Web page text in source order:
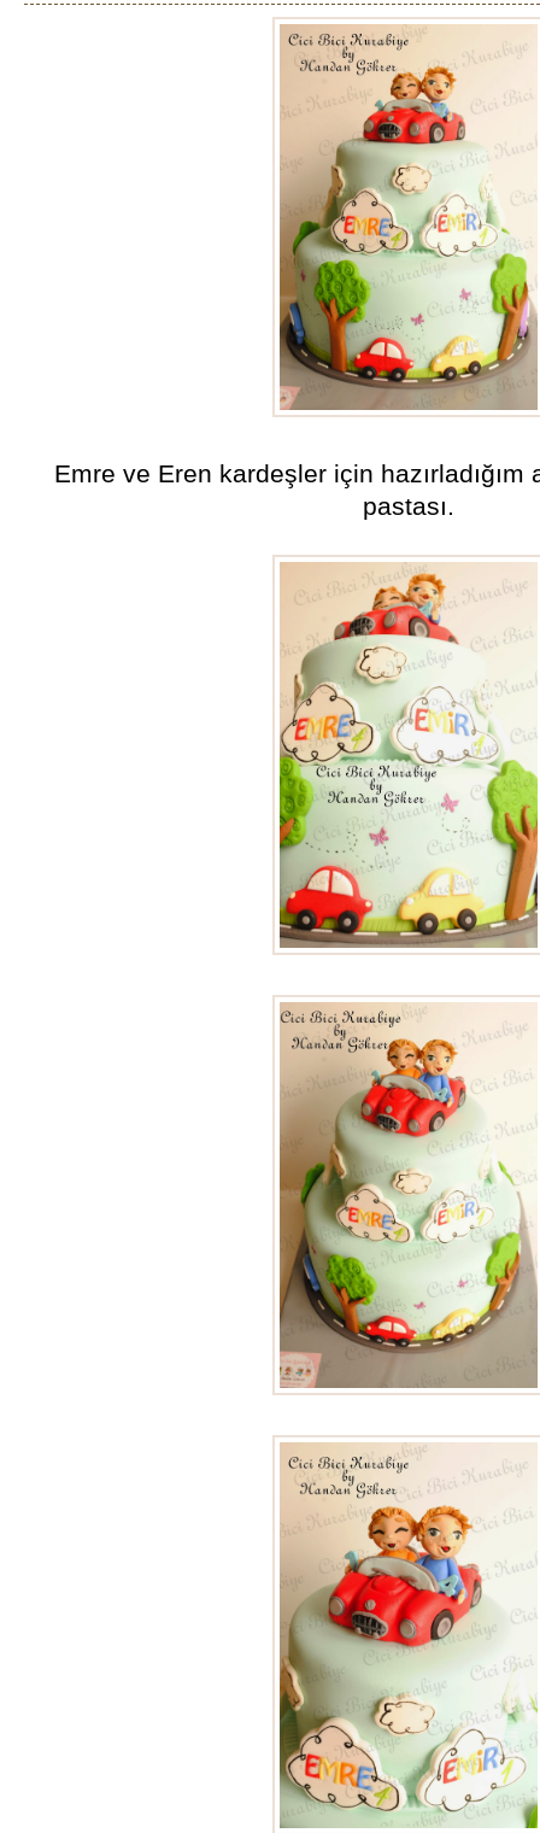
Emre ve Eren kardeşler için hazırladığım
pastası.